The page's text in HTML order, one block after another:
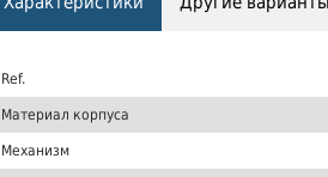
Ref.
Материал корпуса
Механизм